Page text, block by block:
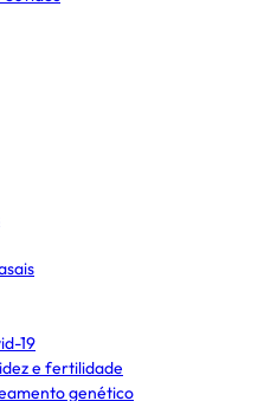
19
e fertilidade
genético